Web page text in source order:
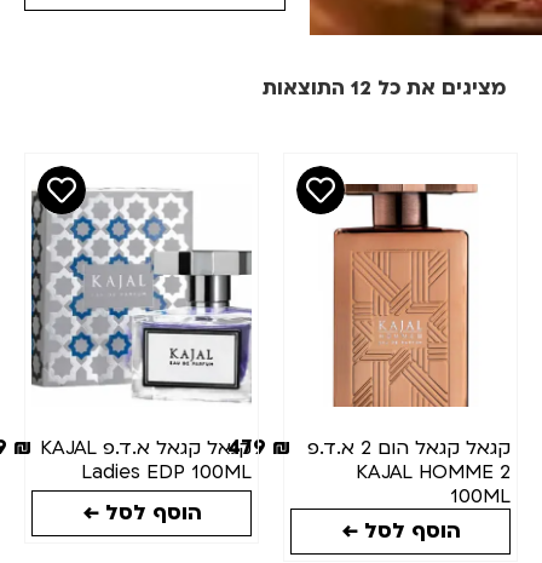
מחיר
₪
מצב
מציגים את כל ⁦12⁩ התוצאות
קגאל קגאל הום 2 א.ד.פ
KAJAL HOMME 2
100ML
479 ₪
הוסף לסל ←
קגאל קגאל א.ד.פ KAJAL
Ladies EDP 100ML
479₪
הוסף לסל ←